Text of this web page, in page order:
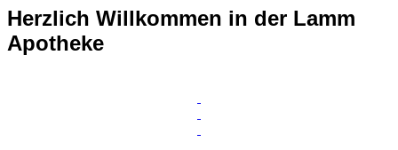
Herzlich Willkommen in der Lamm
Apotheke